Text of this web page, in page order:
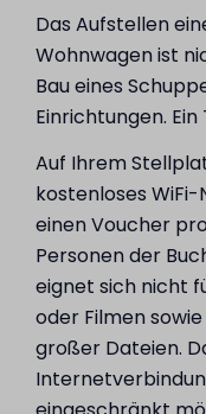
Das Aufstellen
Wohnwagen ist
Bau eines
Einrichtungen.
Auf Ihrem
kostenloses
einen Voucher
Personen der
eignet sich nicht
oder Filmen
großer Dateien.